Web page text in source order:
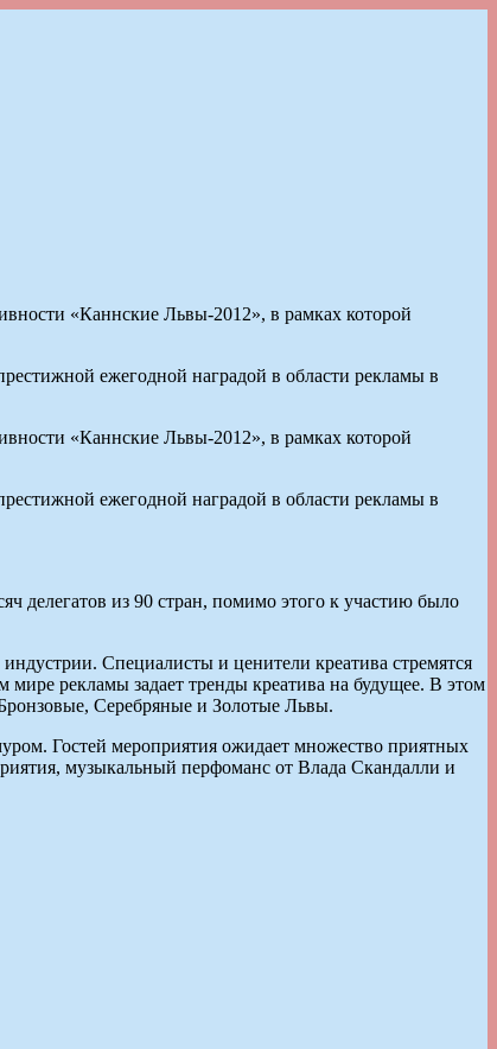
«Каннские Львы-2012», в рамках которой
ежегодной наградой в области рекламы в
«Каннские Львы-2012», в рамках которой
ежегодной наградой в области рекламы в
делегатов из 90 стран, помимо этого к участию было
Специалисты и ценители креатива стремятся
рекламы задает тренды креатива на будущее. В этом
Серебряные и Золотые Львы.
Гостей мероприятия ожидает множество приятных
музыкальный перфоманс от Влада Скандалли и